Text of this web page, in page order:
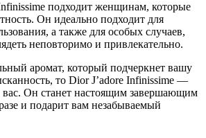
подходит женщинам, которые
Он идеально подходит для
а также для особых случаев,
неповторимо и привлекательно.
аромат, который подчеркнет вашу
то Dior J’adore Infinissime —
Он станет настоящим завершающим
и подарит вам незабываемый